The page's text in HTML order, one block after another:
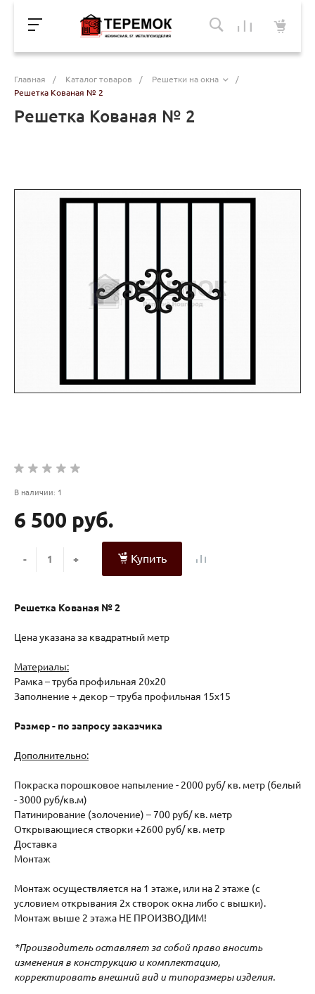
Главная / Каталог товаров / Решетки на окна
/
Решетка Кованая № 2
Решетка Кованая № 2
В наличии: 1
6 500 руб.
- + Купить
Решетка Кованая № 2
Цена указана за квадратный метр
Материалы:
Рамка – труба профильная 20х20
Заполнение + декор – труба профильная 15х15
Размер - по запросу заказчика
Дополнительно:
Покраска порошковое напыление - 2000 руб/ кв. метр (белый
- 3000 руб/кв.м)
Патинирование (золочение) – 700 руб/ кв. метр
Открывающиеся створки +2600 руб/ кв. метр
Доставка
Монтаж
Монтаж осуществляется на 1 этаже, или на 2 этаже (с
условием открывания 2х створок окна либо с вышки).
Монтаж выше 2 этажа НЕ ПРОИЗВОДИМ!
*Производитель оставляет за собой право вносить
изменения в конструкцию и комплектацию,
корректировать внешний вид и типоразмеры изделия.